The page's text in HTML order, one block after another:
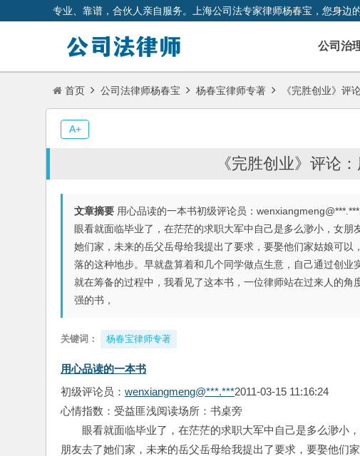
专业、靠谱，合伙人亲自服务。上海公司法专家律师杨春宝，您身边
公司治
首页 公司法律师杨春宝 杨春宝律师专著 《完胜创业》评
《完胜创业》评论
文章摘要 用心品读的一本书初级评论员：
眼看就面临毕业了，在茫茫的求职大军中自己是多么渺小，女
她们家，未来的岳父岳母给我提出了要求，要娶他们家姑娘可
落的这种地步。早就盘算着和几个同学做点生意，自己通过创业
就在筹备的过程中，我看见了这本书，一位律师站在过来人的
强的书，
关键词： 杨春宝律师专著
用心品读的一本书
初级评论员： wenxiangmeng@***.***2011-03-15 11:16:24
心情指数：受益匪浅阅读场所：书桌旁
眼看就面临毕业了，在茫茫的求职大军中自己是多么渺小
朋友去了她们家，未来的岳父岳母给我提出了要求，要娶他们
A+